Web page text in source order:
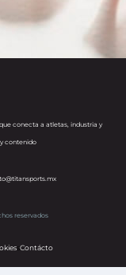
conecta a atletas, industria y
contenido
reservados
s Contácto